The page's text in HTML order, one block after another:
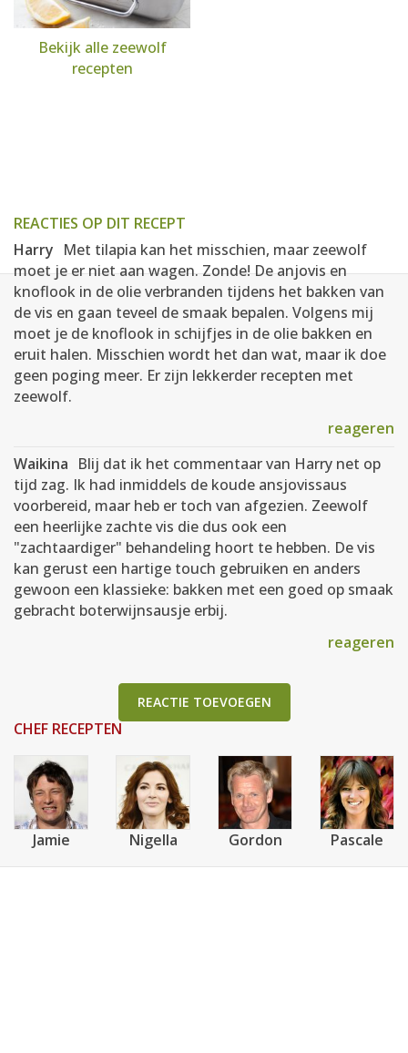
Bekijk alle zeewolf
recepten
REACTIES OP DIT RECEPT
Harry Met tilapia kan het misschien, maar zeewolf
moet je er niet aan wagen. Zonde! De anjovis en
knoflook in de olie verbranden tijdens het bakken van
de vis en gaan teveel de smaak bepalen. Volgens mij
moet je de knoflook in schijfjes in de olie bakken en
eruit halen. Misschien wordt het dan wat, maar ik doe
geen poging meer. Er zijn lekkerder recepten met
zeewolf.
reageren
Waikina Blij dat ik het commentaar van Harry net op
tijd zag. Ik had inmiddels de koude ansjovissaus
voorbereid, maar heb er toch van afgezien. Zeewolf
een heerlijke zachte vis die dus ook een
"zachtaardiger" behandeling hoort te hebben. De vis
kan gerust een hartige touch gebruiken en anders
gewoon een klassieke: bakken met een goed op smaak
gebracht boterwijnsausje erbij.
reageren
REACTIE TOEVOEGEN
CHEF RECEPTEN
Jamie Nigella Gordon Pascale